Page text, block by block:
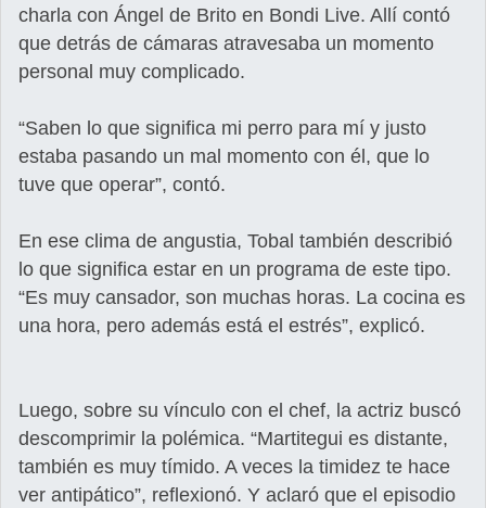
charla con Ángel de Brito en Bondi Live. Allí contó
que detrás de cámaras atravesaba un momento
personal muy complicado.
“Saben lo que significa mi perro para mí y justo
estaba pasando un mal momento con él, que lo
tuve que operar”, contó.
En ese clima de angustia, Tobal también describió
lo que significa estar en un programa de este tipo.
“Es muy cansador, son muchas horas. La cocina es
una hora, pero además está el estrés”, explicó.
Luego, sobre su vínculo con el chef, la actriz buscó
descomprimir la polémica. “Martitegui es distante,
también es muy tímido. A veces la timidez te hace
ver antipático”, reflexionó. Y aclaró que el episodio